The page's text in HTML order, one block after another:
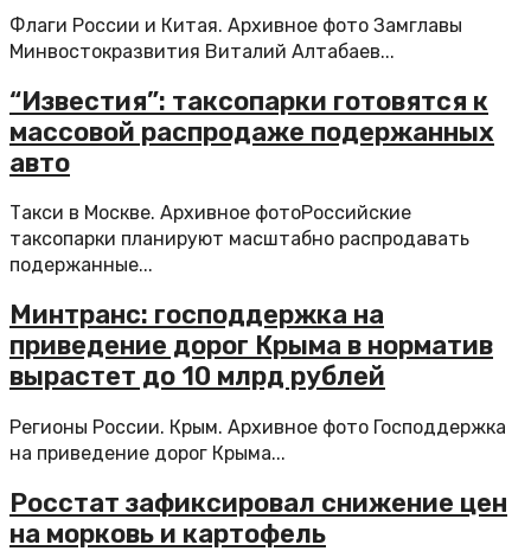
Флаги России и Китая. Архивное фото Замглавы
Минвостокразвития Виталий Алтабаев...
“Известия”: таксопарки готовятся к
массовой распродаже подержанных
авто
Такси в Москве. Архивное фотоРоссийские
таксопарки планируют масштабно распродавать
подержанные...
Минтранс: господдержка на
приведение дорог Крыма в норматив
вырастет до 10 млрд рублей
Регионы России. Крым. Архивное фото Господдержка
на приведение дорог Крыма...
Росстат зафиксировал снижение цен
на морковь и картофель